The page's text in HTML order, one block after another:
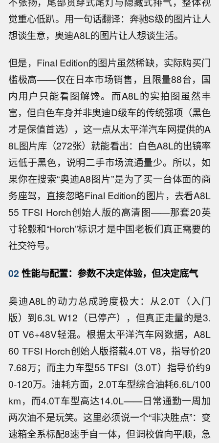
觉重心低趴。用一句话翻译：奔驰S级的图片让人
想谈生意，奥迪A8L的图片让人想谈生活。
但是，Final Edition的图片虽然稀缺，实际购买门
槛极高——仅在日本市场销售，且限量88台，国
内用户只能看图解馋。而A8L的实拍图虽然丰
富，但白色车身并非奥迪D级车的传统强项（黑色
才是保值首选），这一点从太平洋汽车网提供的A
8L图片库（272张）就能看出：白色A8L的出镜率
远低于黑色，说明二手市场流通量少。所以，如
果你在搜索“奥迪A8图片”是为了买一台体面的商
务座驾，直接忽略Final Edition的图片，去看A8L
55 TFSI Horch创始人版的高清图——那套20英
寸轮毂和“Horch”标识才是中国老板们真正需要的
社交符号。
02 性能与配置：参数不决定体验，但决定底气
奥迪A8L的动力总成跨度极大：从2.0T（入门
版）到6.3L W12（已停产），但真正走量的是3.
0T V6+48V轻混。根据太平洋汽车网数据，A8L
60 TFSI Horch创始人版搭载4.0T V8，指导价20
7.68万；而主力车型55 TFSI（3.0T）指导价约9
0-120万。油耗方面，2.0T车型综合油耗6.6L/100
km，而4.0T车型高达14.0L——日常通勤一周加
两次油不是玩笑。这里必须说一个“非决胜点”：变
速箱全系标配8速手自一体，但调校偏向平顺，急